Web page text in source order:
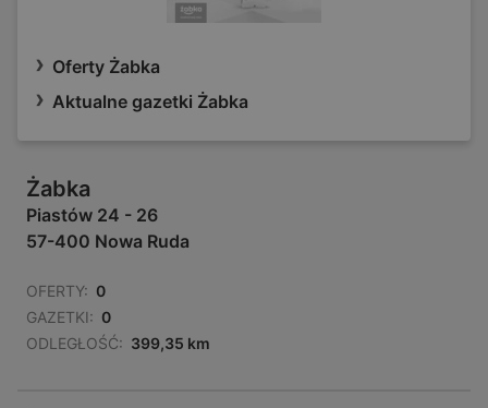
Oferty Żabka
Aktualne gazetki Żabka
Żabka
Piastów 24 - 26
57-400 Nowa Ruda
OFERTY: 0
GAZETKI: 0
ODLEGŁOŚĆ: 399,35 km